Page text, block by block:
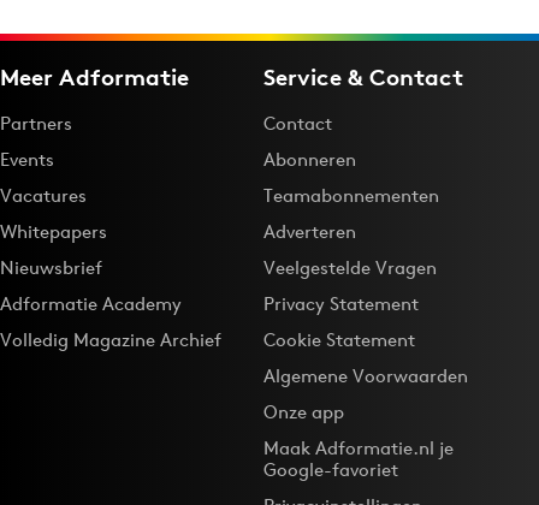
Meer Adformatie
Partners
Events
Vacatures
Whitepapers
Nieuwsbrief
Adformatie Academy
Volledig Magazine Archief
Service & Contact
Contact
Abonneren
Teamabonnementen
Adverteren
Veelgestelde Vragen
Privacy Statement
Cookie Statement
Algemene Voorwaarden
Onze app
Maak Adformatie.nl je
Google-favoriet